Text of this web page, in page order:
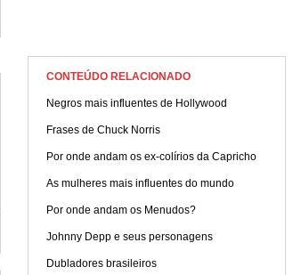
CONTEÚDO RELACIONADO
Negros mais influentes de Hollywood
Frases de Chuck Norris
Por onde andam os ex-colírios da Capricho
As mulheres mais influentes do mundo
Por onde andam os Menudos?
Johnny Depp e seus personagens
Dubladores brasileiros